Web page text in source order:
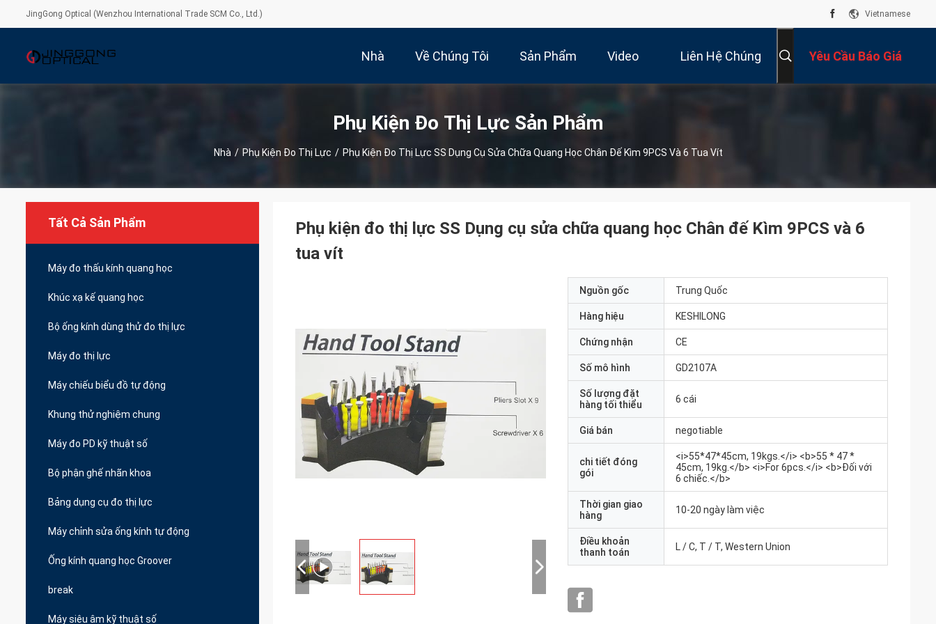
JingGong Optical (Wenzhou International Trade SCM Co., Ltd.) Vietnamese
Nhà Về Chúng Tôi Sản Phẩm Video Liên Hệ Chúng Yêu Cầu Báo Giá
Phụ Kiện Đo Thị Lực Sản Phẩm
Nhà / Phụ Kiện Đo Thị Lực / Phụ Kiện Đo Thị Lực SS Dụng Cụ Sửa Chữa Quang Học Chân Đế Kìm 9PCS Và 6 Tua Vít
Tất Cả Sản Phẩm
Máy đo thấu kính quang học
Khúc xạ kế quang học
Bộ ống kính dùng thử đo thị lực
Máy đo thị lực
Máy chiếu biểu đồ tự động
Khung thử nghiệm chung
Máy đo PD kỹ thuật số
Bộ phận ghế nhãn khoa
Bảng dụng cụ đo thị lực
Máy chỉnh sửa ống kính tự động
Ống kính quang học Groover
break
Máy siêu âm kỹ thuật số
Phụ kiện đo thị lực SS Dụng cụ sửa chữa quang học Chân đế Kìm 9PCS và 6
tua vít
Nguồn gốc Trung Quốc
Hàng hiệu KESHILONG
Chứng nhận CE
Số mô hình GD2107A
Số lượng đặt
hàng tối thiểu
6 cái
Giá bán negotiable
chi tiết đóng
gói
<i>55*47*45cm, 19kgs.</i> <b>55 * 47 *
45cm, 19kg.</b> <i>For 6pcs.</i> <b>Đối với
6 chiếc.</b>
Thời gian giao
hàng
10-20 ngày làm việc
Điều khoản
thanh toán
L / C, T / T, Western Union